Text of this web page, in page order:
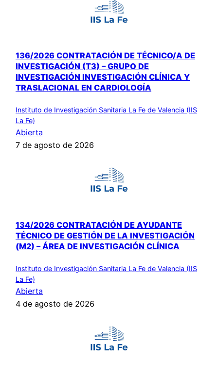
136/2026 CONTRATACIÓN DE TÉCNICO/A DE
INVESTIGACIÓN (T3) – GRUPO DE
INVESTIGACIÓN INVESTIGACIÓN CLÍNICA Y
TRASLACIONAL EN CARDIOLOGÍA
Instituto de Investigación Sanitaria La Fe de Valencia (IIS
La Fe)
Abierta
7 de agosto de 2026
134/2026 CONTRATACIÓN DE AYUDANTE
TÉCNICO DE GESTIÓN DE LA INVESTIGACIÓN
(M2) – ÁREA DE INVESTIGACIÓN CLÍNICA
Instituto de Investigación Sanitaria La Fe de Valencia (IIS
La Fe)
Abierta
4 de agosto de 2026